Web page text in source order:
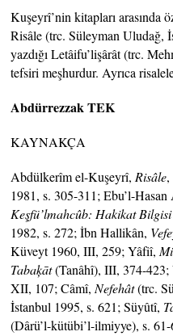
Kuşeyrî’nin kitapları
Risâle (trc. Süleyman Uludağ,
yazdığı Letâifu’lişârât (trc.
tefsiri meşhurdur. Ayrıca
Abdürrezzak TEK
KAYNAKÇA
Abdülkerîm el-Kuşeyrî, Risâle,
1981, s. 305-311; Ebu’l-
Keşfü’lmahcûb: Hakikat Bilgisi
1982, s. 272; İbn Hallikân,
Küveyt 1960, III, 259; Yâfiî,
Tabaķāt(Tanâhî), III, 374-
XII, 107; Câmî, Nefehât(trc.
İstanbul 1995, s. 621; Süyûtî,
(Dârü’l-kütübi’l-ilmiyye), s.